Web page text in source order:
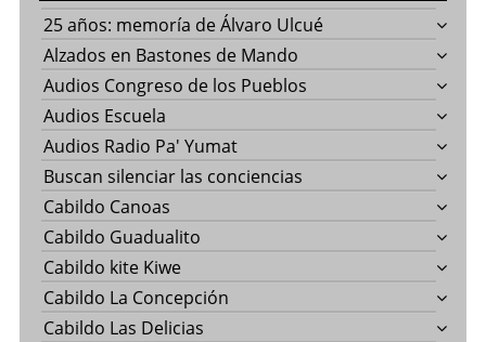
25 años: memoría de Álvaro Ulcué
Alzados en Bastones de Mando
Audios Congreso de los Pueblos
Audios Escuela
Audios Radio Pa' Yumat
Buscan silenciar las conciencias
Cabildo Canoas
Cabildo Guadualito
Cabildo kite Kiwe
Cabildo La Concepción
Cabildo Las Delicias